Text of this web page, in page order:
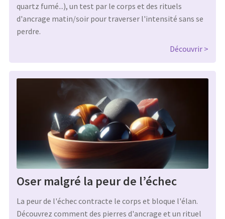
quartz fumé...), un test par le corps et des rituels
d'ancrage matin/soir pour traverser l'intensité sans se
perdre.
Découvrir
Oser malgré la peur de l’échec
La peur de l'échec contracte le corps et bloque l'élan.
Découvrez comment des pierres d'ancrage et un rituel